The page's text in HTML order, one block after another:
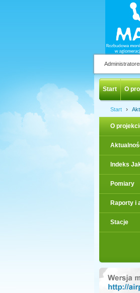
Start O
Start ›
O
Indeks
Pomiary
Raporty i
Stacje